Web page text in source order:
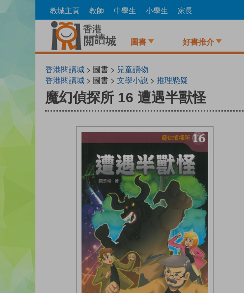
to
教城主頁 教師 中學生 小學生 家長
圖書 好書推介
香港閱讀城 > 圖書 > 兒童讀物
香港閱讀城 > 圖書 > 文學小說 > 推理懸疑
魔幻偵探所 16 遭遇半獸怪